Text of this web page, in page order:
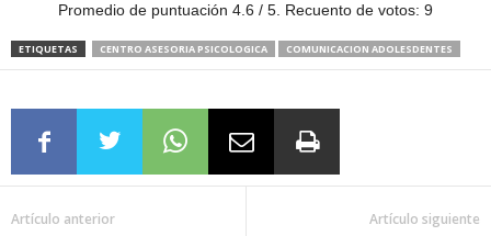
Promedio de puntuación 4.6 / 5. Recuento de votos: 9
ETIQUETAS CENTRO ASESORIA PSICOLOGICA COMUNICACION ADOLESDENTES
Artículo anterior Artículo siguiente